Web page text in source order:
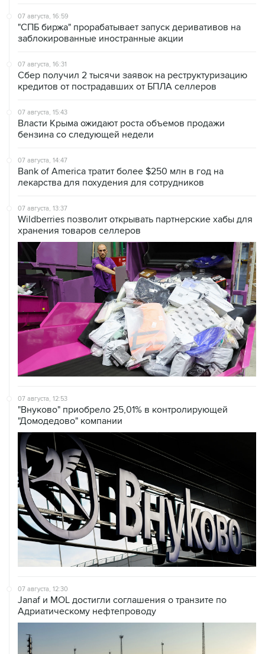
07 августа, 16:59
"СПБ биржа" прорабатывает запуск деривативов на
заблокированные иностранные акции
07 августа, 16:31
Сбер получил 2 тысячи заявок на реструктуризацию
кредитов от пострадавших от БПЛА селлеров
07 августа, 15:43
Власти Крыма ожидают роста объемов продажи
бензина со следующей недели
07 августа, 14:47
Bank of America тратит более $250 млн в год на
лекарства для похудения для сотрудников
07 августа, 13:37
Wildberries позволит открывать партнерские хабы для
хранения товаров селлеров
07 августа, 12:53
"Внуково" приобрело 25,01% в контролирующей
"Домодедово" компании
07 августа, 12:30
Janaf и MOL достигли соглашения о транзите по
Адриатическому нефтепроводу